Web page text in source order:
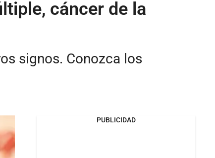
cáncer de la
signos. Conozca los
PUBLICIDAD